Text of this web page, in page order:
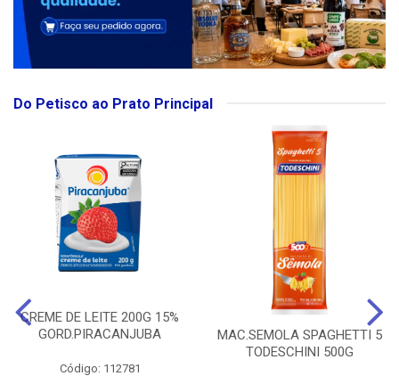
Do Petisco ao Prato Principal
CREME DE LEITE 200G 15%
GORD.PIRACANJUBA
Código: 112781
MAC.SEMOLA SPAGHETTI 5
TODESCHINI 500G